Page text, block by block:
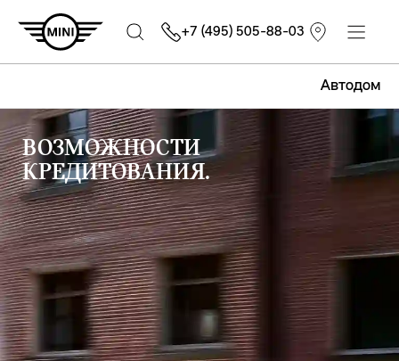
Автодом
+7 (495) 505-88-03
ВОЗМОЖНОСТИ
КРЕДИТОВАНИЯ.